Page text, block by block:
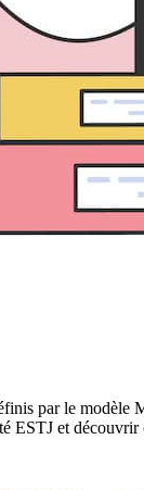
par le modèle
ESTJ et